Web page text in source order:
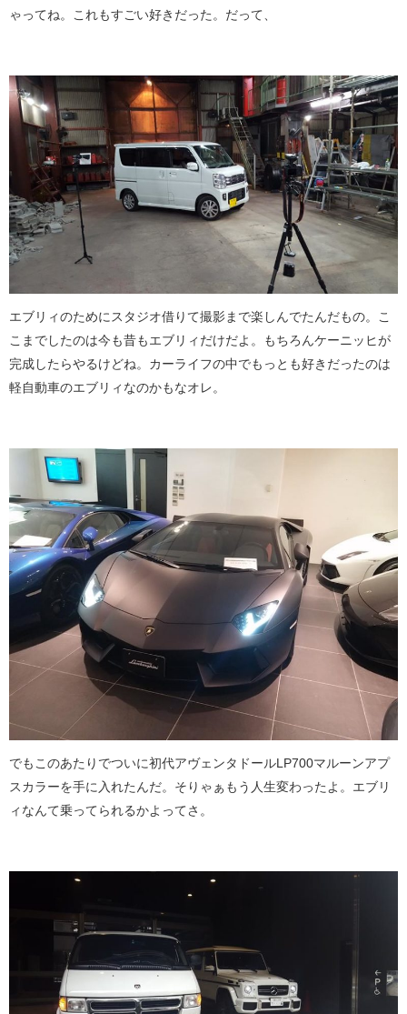
ゃってね。これもすごい好きだった。だって、
エブリィのためにスタジオ借りて撮影まで楽しんでたんだもの。こ
こまでしたのは今も昔もエブリィだけだよ。もちろんケーニッヒが
完成したらやるけどね。カーライフの中でもっとも好きだったのは
軽自動車のエブリィなのかもなオレ。
でもこのあたりでついに初代アヴェンタドールLP700マルーンアプ
スカラーを手に入れたんだ。そりゃぁもう人生変わったよ。エブリ
ィなんて乗ってられるかよってさ。